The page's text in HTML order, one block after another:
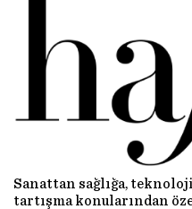
Sanattan sağlığa,
tartışma konularından